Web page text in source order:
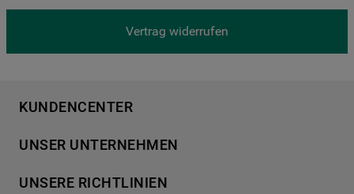
Vertrag widerrufen
KUNDENCENTER
Händlersuche
Häufige Fragen
UNSER UNTERNEHMEN
Für Händler
UNSERE RICHTLINIEN